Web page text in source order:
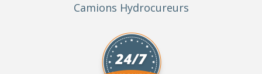
Camions Hydrocureurs